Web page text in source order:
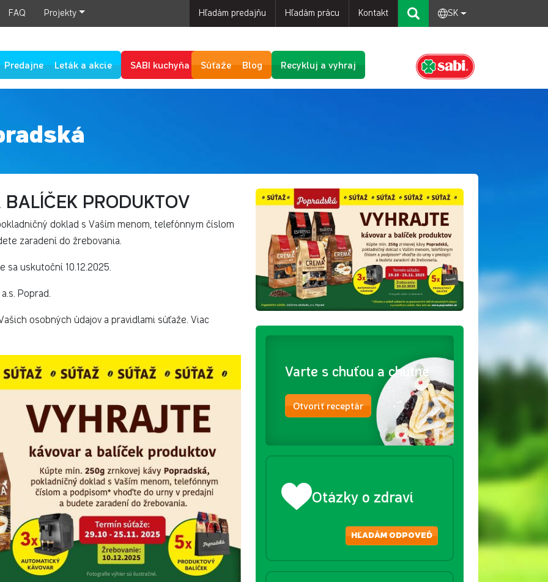
FAQ Projekty Hľadám predajňu Hľadám prácu Kontakt SK
Predajne Leták a akcie SABI kuchyňa Súťaže Blog Recykluj a vyhraj
PRODUKTOV
doklad s Vaším menom, telefónnym číslom
zaradení do žrebovania.
sa uskutoční 10.12.2025.
Poprad.
osobných údajov a pravidlami súťaže. Viac
Varte s chuťou a chutne
Otvoriť receptár
Otázky o zdraví
HĽADÁM ODPOVEĎ